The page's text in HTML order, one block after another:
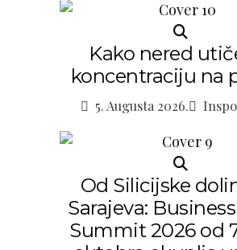
Kako nered
koncentraciju na
5. Augusta 2026.
Od Silicijske
Sarajeva:
Summit 2026 od